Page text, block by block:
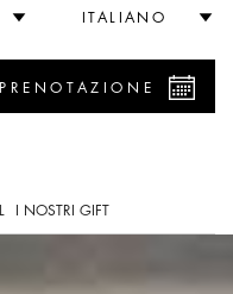
ITALIANO
PRENOTAZIONE
I NOSTRI GIFT